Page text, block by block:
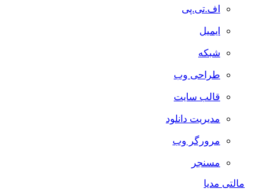
اف.تی.پی
ایمیل
شبکه
طراحی وب
قالب سایت
مدیریت دانلود
مرورگر وب
مسنجر
مالتی مدیا